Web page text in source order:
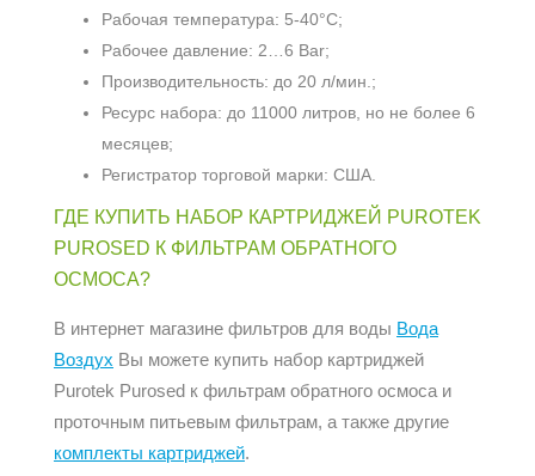
Рабочая температура: 5-40°C;
Рабочее давление: 2…6 Bar;
Производительность: до 20 л/мин.;
Ресурс набора: до 11000 литров, но не более 6
месяцев;
Регистратор торговой марки: США.
ГДЕ КУПИТЬ НАБОР КАРТРИДЖЕЙ PUROTEK
PUROSED К ФИЛЬТРАМ ОБРАТНОГО
ОСМОСА?
В интернет магазине фильтров для воды Вода
Воздух Вы можете купить набор картриджей
Purotek Purosed к фильтрам обратного осмоса и
проточным питьевым фильтрам, а также другие
комплекты картриджей.